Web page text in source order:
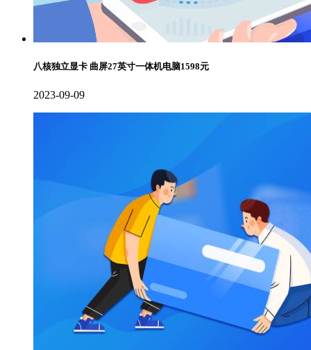
八核独立显卡 曲屏27英寸一体机电脑1598元
2023-09-09